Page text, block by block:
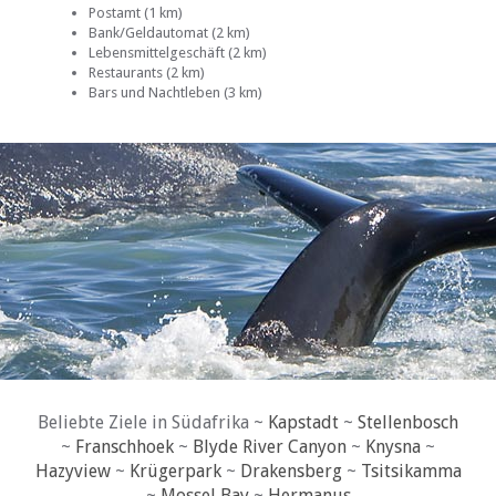
Postamt (1 km)
Bank/Geldautomat (2 km)
Lebensmittelgeschäft (2 km)
Restaurants (2 km)
Bars und Nachtleben (3 km)
Beliebte Ziele in Südafrika ~ Kapstadt ~ Stellenbosch
~ Franschhoek ~ Blyde River Canyon ~ Knysna ~
Hazyview~ Krügerpark~ Drakensberg~ Tsitsikamma